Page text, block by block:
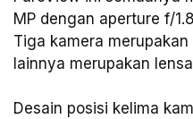
MP dengan aperture f/
Tiga kamera merupakan
lainnya merupakan lensa
Desain posisi kelima